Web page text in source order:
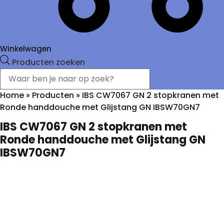
Winkelwagen
Producten zoeken
Home » Producten » IBS CW7067 GN 2 stopkranen met
Ronde handdouche met Glijstang GN IBSW70GN7
IBS CW7067 GN 2 stopkranen met
Ronde handdouche met Glijstang GN
IBSW70GN7